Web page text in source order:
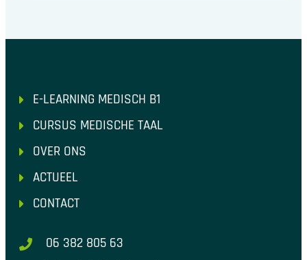
E-LEARNING MEDISCH B1
CURSUS MEDISCHE TAAL
OVER ONS
ACTUEEL
CONTACT
06 382 805 63